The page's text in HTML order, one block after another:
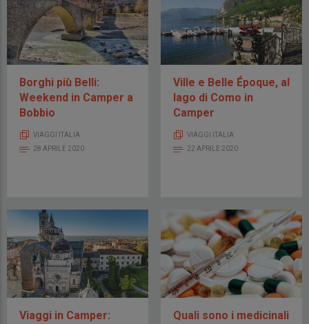
Borghi più Belli:
Weekend in Camper a
Bobbio
VIAGGI ITALIA
28 APRILE 2020
Ville e Belle Époque, al
lago di Como in
Camper
VIAGGI ITALIA
22 APRILE 2020
Viaggi in Camper:
Quali sono i medicinali